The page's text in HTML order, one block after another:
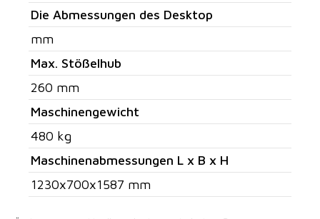
Die Abmessungen des Desktop
mm
Max. Stößelhub
260 mm
Maschinengewicht
480 kg
Maschinenabmessungen L x B x H
1230x700x1587 mm